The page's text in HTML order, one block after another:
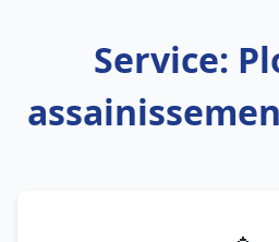
Service: